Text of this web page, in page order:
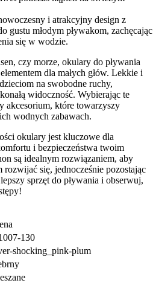
i atrakcyjny design z
gustu młodym pływakom, zachęcając
się w wodzie.
czy morze, okulary do pływania
dla małych głów. Lekkie i
na swobodne ruchy,
widoczność. Wybierając te
akcesorium, które towarzyszy
wodnych zabawach.
okulary jest kluczowe dla
i bezpieczeństwa twoim
są idealnym rozwiązaniem, aby
się, jednocześnie pozostając
sprzęt do pływania i obserwuj,
130
shocking_pink-plum